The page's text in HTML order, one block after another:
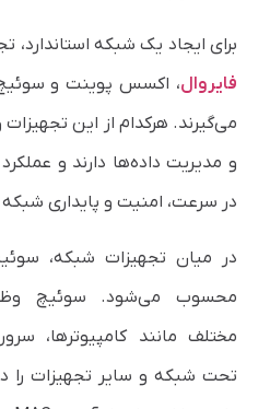
برای ایجاد یک شبکه استاندارد،
فایروال، اکسس پوینت و سوئیچ
می‌گیرند. هرکدام از این
و مدیریت داده‌ها دارند و
در سرعت، امنیت و پایداری شبکه
در میان تجهیزات شبکه،
محسوب می‌شود. سوئیچ
مختلف مانند کامپیوترها،
تحت شبکه و سایر تجهیزات را